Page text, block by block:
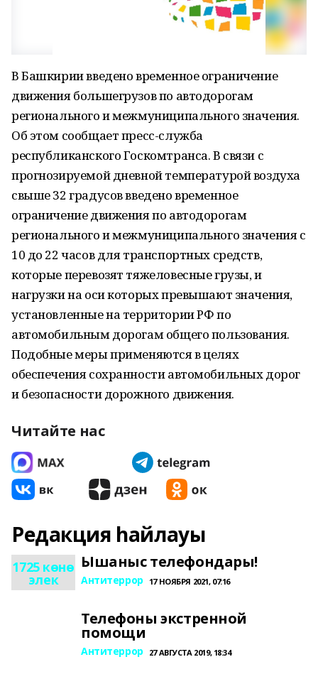
В Башкирии введено временное ограничение
движения большегрузов по автодорогам
регионального и межмуниципального значения.
Об этом сообщает пресс-служба
республиканского Госкомтранса. В связи с
прогнозируемой дневной температурой воздуха
свыше 32 градусов введено временное
ограничение движения по автодорогам
регионального и межмуниципального значения с
10 до 22 часов для транспортных средств,
которые перевозят тяжеловесные грузы, и
нагрузки на оси которых превышают значения,
установленные на территории РФ по
автомобильным дорогам общего пользования.
Подобные меры применяются в целях
обеспечения сохранности автомобильных дорог
и безопасности дорожного движения.
Читайте нас
Редакция һайлауы
1725 көнө
элек
Ышаныс телефондары!
Антитеррор 17 НОЯБРЯ 2021, 07:16
Телефоны экстренной
помощи
Антитеррор 27 АВГУСТА 2019, 18:34